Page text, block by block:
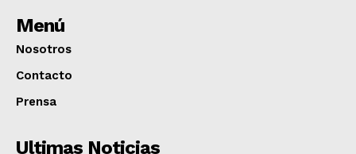
Menú
Nosotros
Contacto
Prensa
Ultimas Noticias